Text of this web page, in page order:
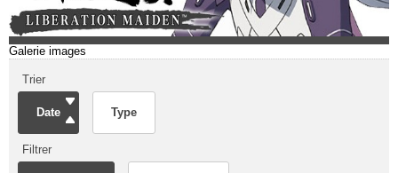
Galerie images
Trier
Date Type
Filtrer